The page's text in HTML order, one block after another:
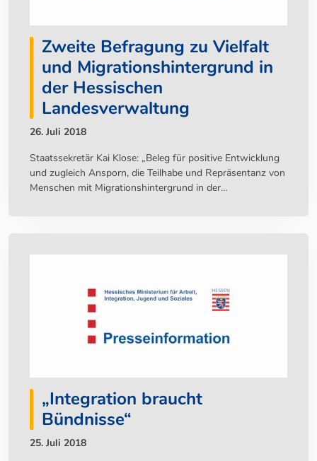
Zweite Befragung zu Vielfalt
und Migrationshintergrund in
der Hessischen
Landesverwaltung
26. Juli 2018
Staatssekretär Kai Klose: „Beleg für positive Entwicklung
und zugleich Ansporn, die Teilhabe und Repräsentanz von
Menschen mit Migrationshintergrund in der
„Integration braucht
Bündnisse“
25. Juli 2018